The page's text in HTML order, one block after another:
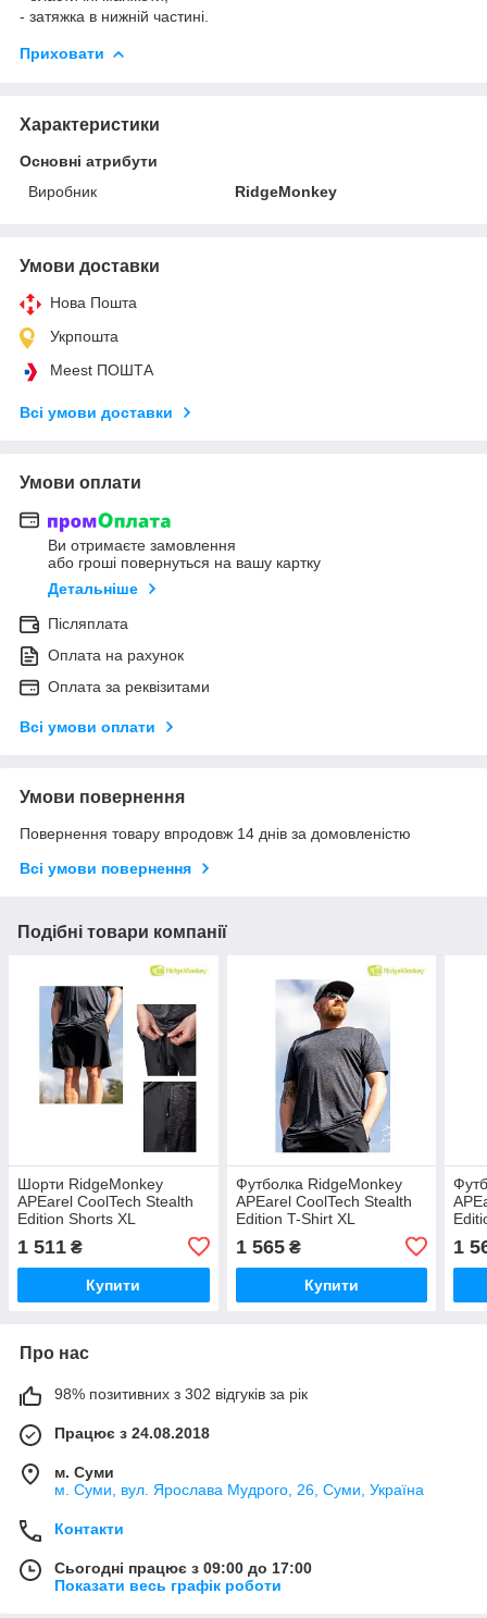
- затяжка в нижній частині.
Приховати
Характеристики
Основні атрибути
Виробник
RidgeMonkey
Умови доставки
Нова Пошта
Укрпошта
Meest ПОШТА
Всі умови доставки
Умови оплати
Ви отримаєте замовлення
або гроші повернуться на вашу картку
Детальніше
Післяплата
Оплата на рахунок
Оплата за реквізитами
Всі умови оплати
Умови повернення
Повернення товару впродовж 14 днів за домовленістю
Всі умови повернення
Подібні товари компанії
Шорти RidgeMonkey
APEarel CoolTech Stealth
Edition Shorts XL
1 511 ₴
Купити
Футболка RidgeMonkey
APEarel CoolTech Stealth
Edition T-Shirt XL
1 565₴
Купити
1
Про нас
98% позитивних з 302 відгуків за рік
Працює з 24.08.2018
м. Суми
м. Суми, вул. Ярослава Мудрого, 26, Суми, Україна
Контакти
Сьогодні працює з 09:00 до 17:00
Показати весь графік роботи